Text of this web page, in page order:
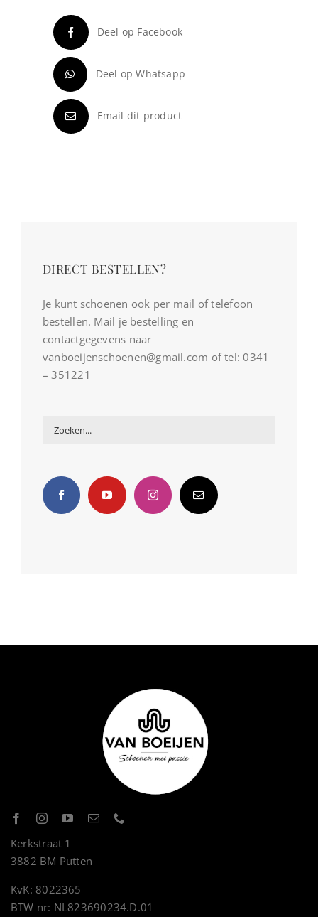
Deel op Facebook
Deel op Whatsapp
Email dit product
DIRECT BESTELLEN?
Je kunt schoenen ook per mail of telefoon
bestellen. Mail je bestelling en
contactgegevens naar
vanboeijenschoenen@gmail.com of tel: 0341
– 351221
Kerkstraat 1
3882 BM Putten
KvK: 8022365
BTW nr: NL823690234.D.01